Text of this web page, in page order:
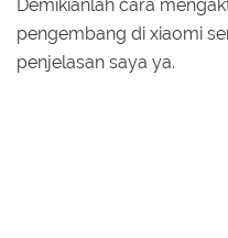
Demikianlah cara
pengembang di xiaomi
penjelasan saya ya.